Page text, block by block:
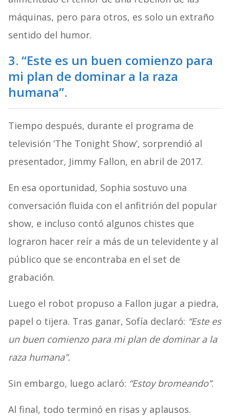
máquinas, pero para otros, es solo un extraño
sentido del humor.
3. “Este es un buen comienzo para
mi plan de dominar a la raza
humana”.
Tiempo después, durante el programa de
televisión ‘The Tonight Show’, sorprendió al
presentador, Jimmy Fallon, en abril de 2017.
En esa oportunidad, Sophia sostuvo una
conversación fluida con el anfitrión del popular
show, e incluso contó algunos chistes que
lograron hacer reír a más de un televidente y al
público que se encontraba en el set de
grabación.
Luego el robot propuso a Fallon jugar a piedra,
papel o tijera. Tras ganar, Sofía declaró: “Este es
un buen comienzo para mi plan de dominar a la
raza humana”.
Sin embargo, luego aclaró: “Estoy bromeando”.
Al final, todo terminó en risas y aplausos.